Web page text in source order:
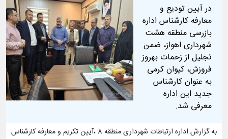
در آیین تودیع و
معارفه کارشناس اداره
بازرسی منطقه هشت
شهرداری اهواز، ضمن
تجلیل از زحمات بهروز
فروزش، کیوان کرمی
به عنوان کارشناس
جدید این اداره
معرفی شد.
به گزارش اداره ارتباطات شهرداری منطقه 8 ،آیین تکریم و معارفه کارشناس